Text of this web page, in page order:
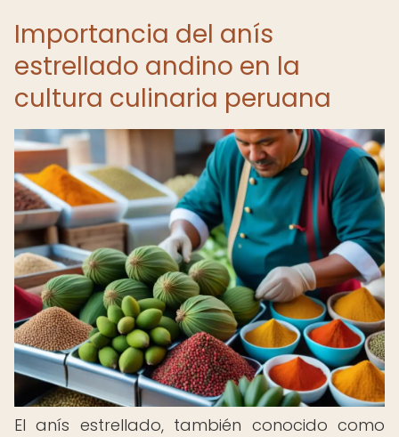
Importancia del anís
estrellado andino en la
cultura culinaria peruana
El anís estrellado, también conocido como